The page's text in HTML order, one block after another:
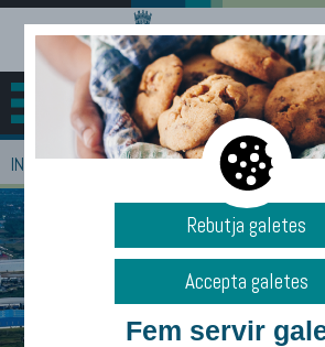
MENÚ
INICI > EMPRESES
Rebutja galetes
Accepta galetes
Fem servir